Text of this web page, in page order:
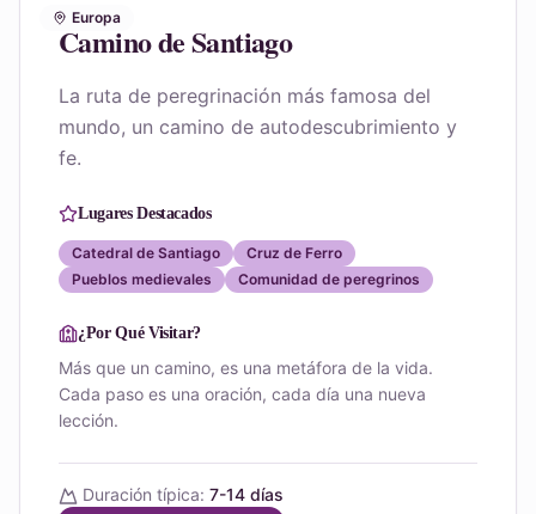
Europa
Camino de Santiago
La ruta de peregrinación más famosa del
mundo, un camino de autodescubrimiento y
fe.
Lugares Destacados
Catedral de Santiago
Cruz de Ferro
Pueblos medievales
Comunidad de peregrinos
¿Por Qué Visitar?
Más que un camino, es una metáfora de la vida.
Cada paso es una oración, cada día una nueva
lección.
Duración típica: 7-14 días